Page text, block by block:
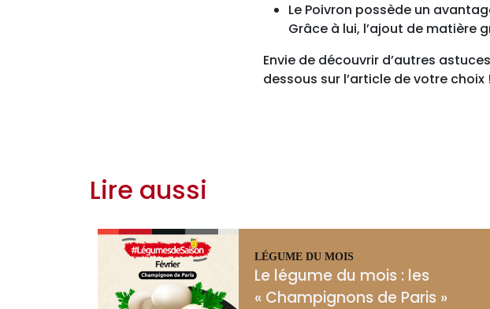
Le Poivron possède un
Grâce à lui, l’ajout de matière
Envie de découvrir d’autres
dessous sur l’article de votre choix !
Lire aussi
LÉGUME DU MOIS
Le légume du mois : les
« Champignons de Paris »